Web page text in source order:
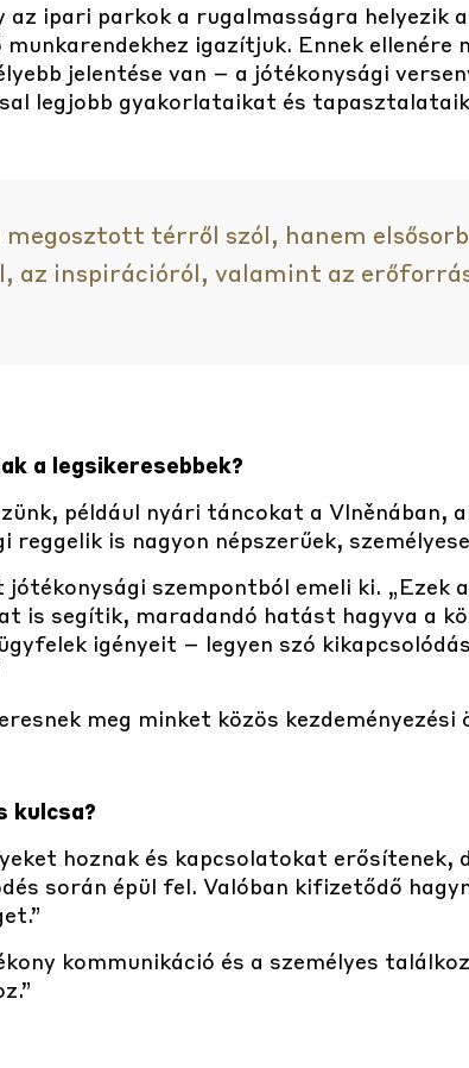
az ipari parkok a rugalmasságra helyezik
igazítjuk. Ennek ellenére
jelentése van – a jótékonysági
legjobb gyakorlataikat és
megosztott térről szól, hanem
az inspirációról, valamint az
a legsikeresebbek?
például nyári táncokat a Vlněnában,
reggelik is nagyon népszerűek,
szempontból emeli ki. „Ezek
is segítik, maradandó hatást hagyva a
igényeit – legyen szó
meg minket közös kezdeményezési
kulcsa?
hoznak és kapcsolatokat erősítenek,
során épül fel. Valóban kifizetődő
kommunikáció és a személyes